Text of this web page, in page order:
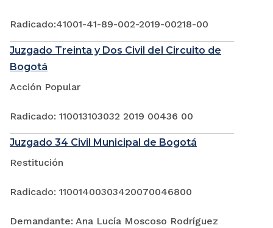
Radicado:41001-41-89-002-2019-00218-00
Juzgado Treinta y Dos Civil del Circuito de
Bogotá
Acción Popular
Radicado: 110013103032 2019 00436 00
Juzgado 34 Civil Municipal de Bogotá
Restitución
Radicado: 11001400303420070046800
Demandante: Ana Lucía Moscoso Rodríguez